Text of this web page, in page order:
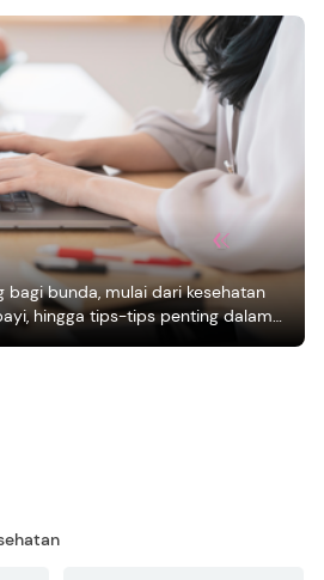
bagi bunda, mulai dari kesehatan
hingga tips-tips penting dalam